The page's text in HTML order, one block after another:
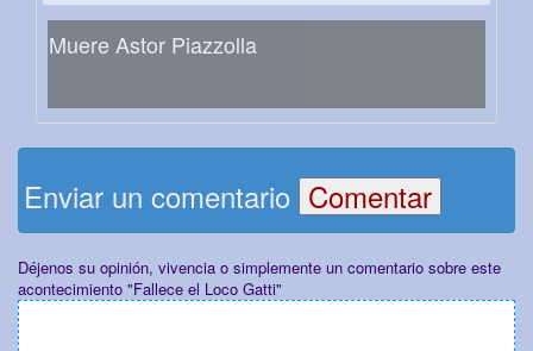
Muere Astor Piazzolla
Enviar un comentario
Déjenos su opinión, vivencia o simplemente un comentario sobre este
acontecimiento "Fallece el Loco Gatti"